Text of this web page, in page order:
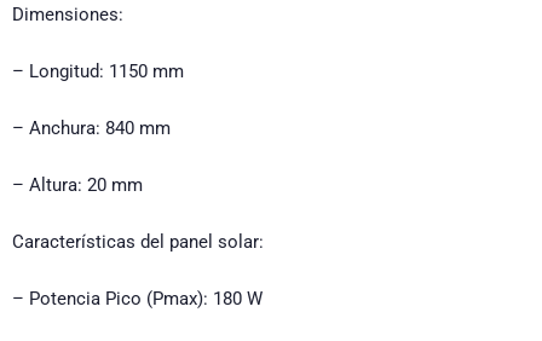
Dimensiones:
– Longitud: 1150 mm
– Anchura: 840 mm
– Altura: 20 mm
Características del panel solar:
– Potencia Pico (Pmax): 180 W